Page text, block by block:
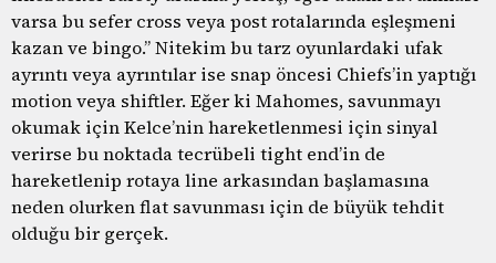
varsa bu sefer cross veya post rotalarında eşleşmeni
kazan ve bingo.” Nitekim bu tarz oyunlardaki ufak
ayrıntı veya ayrıntılar ise snap öncesi Chiefs’in yaptığı
motion veya shiftler. Eğer ki Mahomes, savunmayı
okumak için Kelce’nin hareketlenmesi için sinyal
verirse bu noktada tecrübeli tight end’in de
hareketlenip rotaya line arkasından başlamasına
neden olurken flat savunması için de büyük tehdit
olduğu bir gerçek.